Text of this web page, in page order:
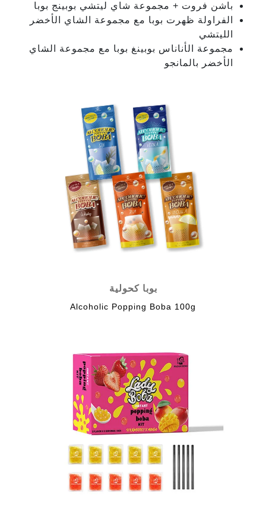
باشن فروت + مجموعة شاي ليتشي بوبينج بوبا
الفراولة ظهرت بوبا مع مجموعة الشاي الأخضر
الليتشي
مجموعة الأناناس بوبينغ بوبا مع مجموعة الشاي
الأخضر بالمانجو
بوبا كحولية
Alcoholic Popping Boba 100g